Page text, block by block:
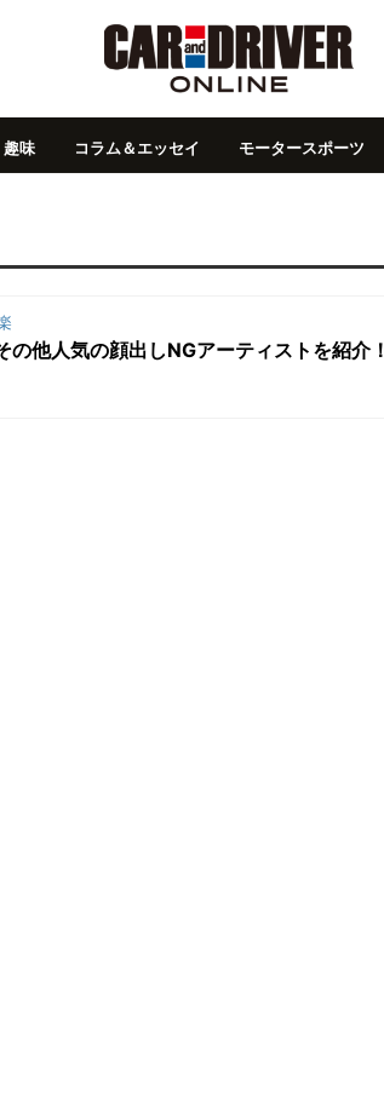
趣味 コラム＆エッセイ モータースポーツ
他人気の顔出しNGアーティストを紹介！